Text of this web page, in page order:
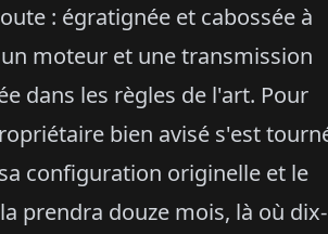
: égratignée et cabossée à
moteur et une transmission
dans les règles de l'art. Pour
bien avisé s'est
configuration originelle et le
prendra douze mois, là où dix-